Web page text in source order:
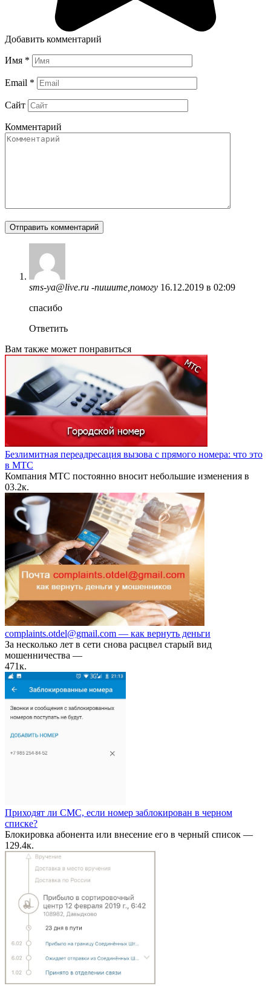
Добавить комментарий
Имя *
Email *
Сайт
Комментарий
sms-ya@live.ru -пишите,помогу 16.12.2019 в 02:09
спасибо
Ответить
Вам также может понравиться
Безлимитная переадресация вызова с прямого номера: что это
в МТС
Компания МТС постоянно вносит небольшие изменения в
03.2к.
complaints.otdel@gmail.com — как вернуть деньги
За несколько лет в сети снова расцвел старый вид
мошенничества —
471к.
Приходят ли СМС, если номер заблокирован в черном
списке?
Блокировка абонента или внесение его в черный список —
1 29.4к.